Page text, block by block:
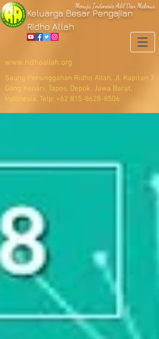
Menuju Indonesia Adil Dan Makmur
Keluarga Besar Pengajian
Ridho Allah
www.ridhoallah.org
Saung Persinggahan Ridho Allah, Jl. Kapitan 3
Gang Kenari, Tapos, Depok, Jawa Barat,
Indonesia, Telp: +62 815-8628-8506